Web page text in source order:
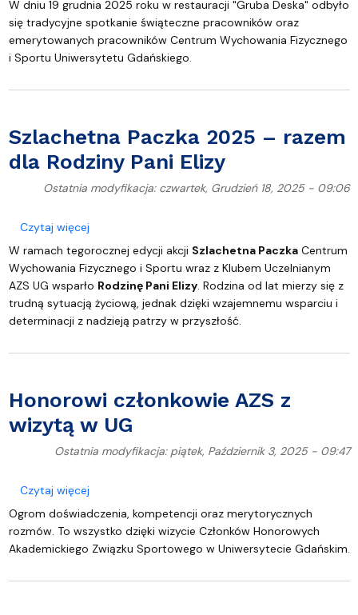
W dniu 19 grudnia 2025 roku w restauracji "Gruba Deska" odbyło
się tradycyjne spotkanie świąteczne pracowników oraz
emerytowanych pracowników Centrum Wychowania Fizycznego
i Sportu Uniwersytetu Gdańskiego.
Szlachetna Paczka 2025 – razem
dla Rodziny Pani Elizy
Ostatnia modyfikacja: czwartek, Grudzień 18, 2025 - 09:06
Czytaj więcejo Szlachetna Paczka 2025 – razem dla Rodziny
W ramach tegorocznej edycji akcji Szlachetna PaczkaCentrum
Wychowania Fizycznego i Sportu wraz z Klubem Uczelnianym
AZS UG wsparło Rodzinę Pani Elizy. Rodzina od lat mierzy się z
trudną sytuacją życiową, jednak dzięki wzajemnemu wsparciu i
determinacji z nadzieją patrzy w przyszłość.
Honorowi członkowie AZS z
wizytą w UG
Ostatnia modyfikacja: piątek, Październik 3, 2025 - 09:47
Czytaj więcejo Honorowi członkowie AZS z wizytą w UG
Ogrom doświadczenia, kompetencji oraz merytorycznych
rozmów. To wszystko dzięki wizycie Członków Honorowych
Akademickiego Związku Sportowego w Uniwersytecie Gdańskim.